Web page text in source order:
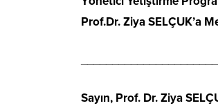
Prof.Dr. Ziya SELÇUK’a
Sayın, Prof. Dr. Ziya